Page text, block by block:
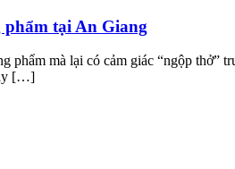
phẩm tại An Giang
phẩm mà lại có cảm giác “ngộp
[…]